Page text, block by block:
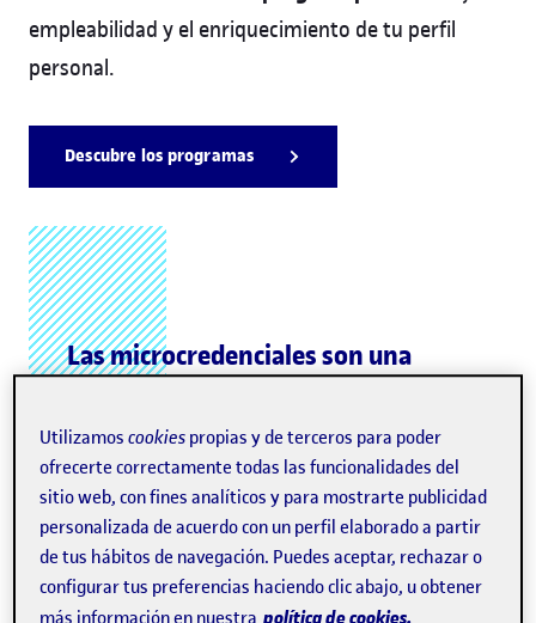
empleabilidad y el enriquecimiento de tu perfil
personal.
Descubre los programas
Las microcredenciales son una
iniciativa de la Unión Europea para
promover la formación a lo largo
de la vida con calidad universitaria.
Utilizamoscookies propias y de terceros para poder
ofrecerte correctamente todas las funcionalidades del
sitio web, con fines analíticos y para mostrarte publicidad
personalizada de acuerdo con un perfil elaborado a partir
de tus hábitos de navegación. Puedes aceptar, rechazar o
configurar tus preferencias haciendo clic abajo, u obtener
política de cookies.